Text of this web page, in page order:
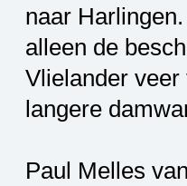
naar
alleen de
Vlielander
langere
Paul Melles